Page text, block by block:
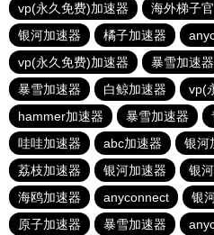
vp(永久免费)加速器
海外梯子
银河加速器
橘子加速器
vp(永久免费)加速器
暴雪加速器
暴雪加速器
白鲸加速器
vp(
hammer加速器
暴雪加速器
哇哇加速器
abc加速器 银河
荔枝加速器
银河加速器 银
海鸥加速器
anyconnect 银
原子加速器
暴雪加速器